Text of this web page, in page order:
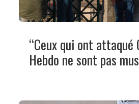
“Ceux qui ont attaqué
Hebdo ne sont pas